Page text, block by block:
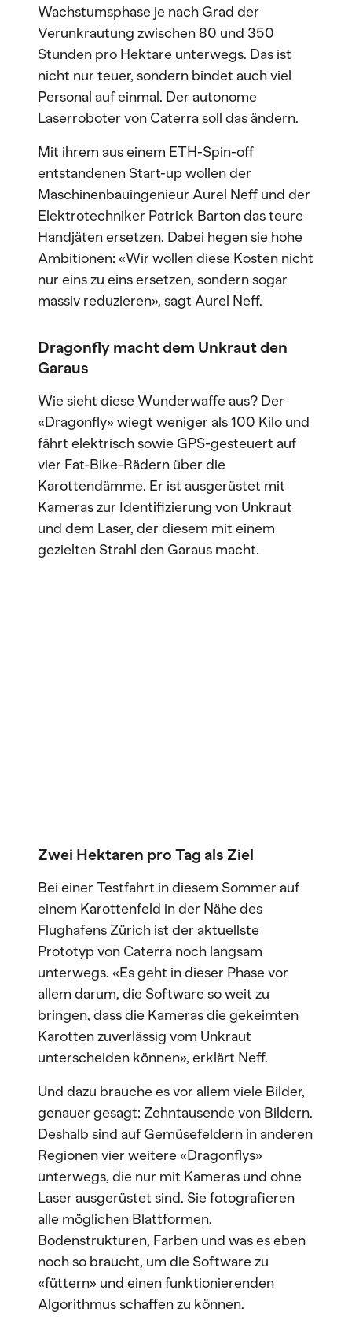
Wachstumsphase je nach Grad der
Verunkrautung zwischen 80 und 350
Stunden pro Hektare unterwegs. Das ist
nicht nur teuer, sondern bindet auch viel
Personal auf einmal. Der autonome
Laserroboter von Caterra soll das ändern.
Mit ihrem aus einem ETH-Spin-off
entstandenen Start-up wollen der
Maschinenbauingenieur Aurel Neff und der
Elektrotechniker Patrick Barton das teure
Handjäten ersetzen. Dabei hegen sie hohe
Ambitionen: «Wir wollen diese Kosten nicht
nur eins zu eins ersetzen, sondern sogar
massiv reduzieren», sagt Aurel Neff.
Dragonfly macht dem Unkraut den
Garaus
Wie sieht diese Wunderwaffe aus? Der
«Dragonfly» wiegt weniger als 100 Kilo und
fährt elektrisch sowie GPS-gesteuert auf
vier Fat-Bike-Rädern über die
Karottendämme. Er ist ausgerüstet mit
Kameras zur Identifizierung von Unkraut
und dem Laser, der diesem mit einem
gezielten Strahl den Garaus macht.
Zwei Hektaren pro Tag als Ziel
Bei einer Testfahrt in diesem Sommer auf
einem Karottenfeld in der Nähe des
Flughafens Zürich ist der aktuellste
Prototyp von Caterra noch langsam
unterwegs. «Es geht in dieser Phase vor
allem darum, die Software so weit zu
bringen, dass die Kameras die gekeimten
Karotten zuverlässig vom Unkraut
unterscheiden können», erklärt Neff.
Und dazu brauche es vor allem viele Bilder,
genauer gesagt: Zehntausende von Bildern.
Deshalb sind auf Gemüsefeldern in anderen
Regionen vier weitere «Dragonflys»
unterwegs, die nur mit Kameras und ohne
Laser ausgerüstet sind. Sie fotografieren
alle möglichen Blattformen,
Bodenstrukturen, Farben und was es eben
noch so braucht, um die Software zu
«füttern» und einen funktionierenden
Algorithmus schaffen zu können.